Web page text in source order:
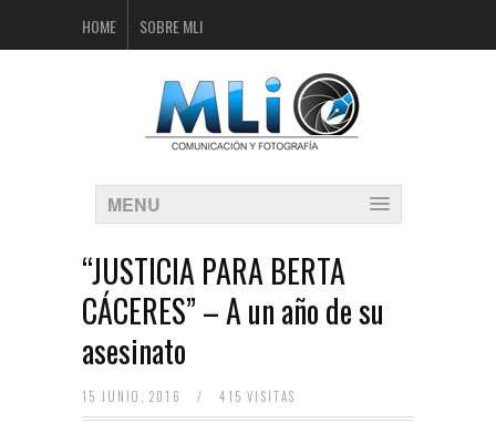
HOME SOBRE MLI
MENU
“JUSTICIA PARA BERTA
CÁCERES” – A un año de su
asesinato
15 JUNIO, 2016 / 415 VISITAS